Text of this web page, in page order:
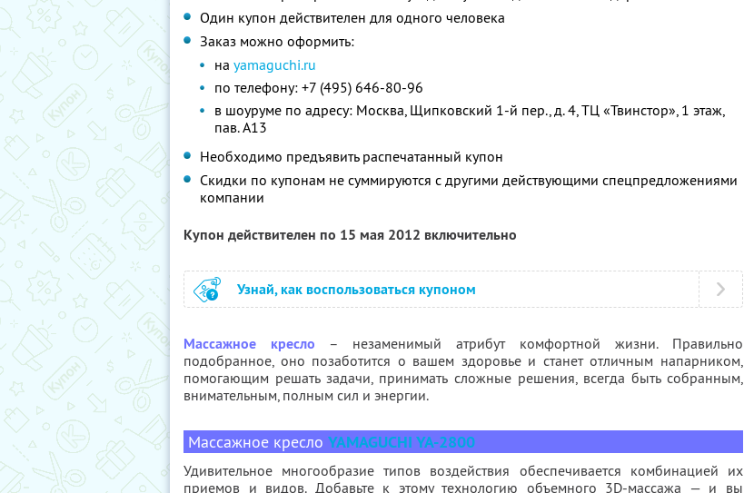
Один купон действителен для одного человека
Заказ можно оформить:
на yamaguchi.ru
по телефону: +7 (495) 646-80-96
в шоуруме по адресу: Москва, Щипковский 1-й пер., д. 4, ТЦ «Твинстор», 1 этаж,
пав. A13
Необходимо предъявить распечатанный купон
Скидки по купонам не суммируются с другими действующими спецпредложениями
компании
Купон действителен по 15 мая 2012 включительно
Узнай, как воспользоваться купоном
Массажное кресло – незаменимый атрибут комфортной жизни. Правильно
подобранное, оно позаботится о вашем здоровье и станет отличным напарником,
помогающим решать задачи, принимать сложные решения, всегда быть собранным,
внимательным, полным сил и энергии.
Массажное кресло YAMAGUCHI YA-2800
Удивительное многообразие типов воздействия обеспечивается комбинацией их
приемов и видов. Добавьте к этому технологию объемного 3D-массажа — и вы